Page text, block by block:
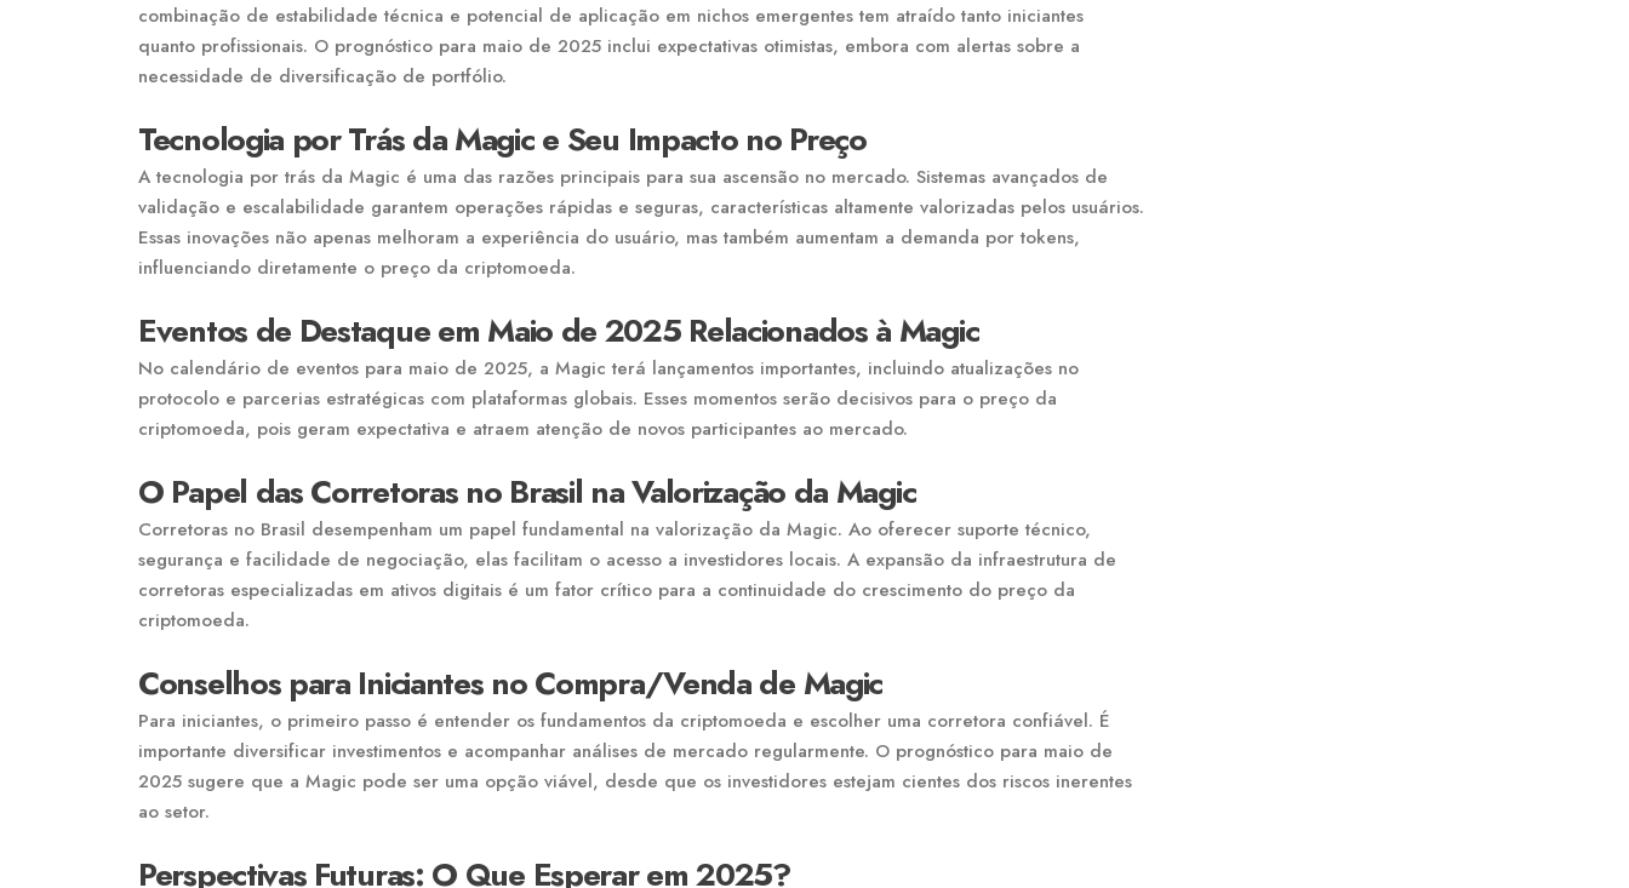
combinação de estabilidade técnica e potencial de aplicação em nichos emergentes tem atraído tanto iniciantes
quanto profissionais. O prognóstico para maio de 2025 inclui expectativas otimistas, embora com alertas sobre a
necessidade de diversificação de portfólio.
Tecnologia por Trás da Magic e Seu Impacto no Preço
A tecnologia por trás da Magic é uma das razões principais para sua ascensão no mercado. Sistemas avançados de
validação e escalabilidade garantem operações rápidas e seguras, características altamente valorizadas pelos usuários.
Essas inovações não apenas melhoram a experiência do usuário, mas também aumentam a demanda por tokens,
influenciando diretamente o preço da criptomoeda.
Eventos de Destaque em Maio de 2025 Relacionados à Magic
No calendário de eventos para maio de 2025, a Magic terá lançamentos importantes, incluindo atualizações no
protocolo e parcerias estratégicas com plataformas globais. Esses momentos serão decisivos para o preço da
criptomoeda, pois geram expectativa e atraem atenção de novos participantes ao mercado.
O Papel das Corretoras no Brasil na Valorização da Magic
Corretoras no Brasil desempenham um papel fundamental na valorização da Magic. Ao oferecer suporte técnico,
segurança e facilidade de negociação, elas facilitam o acesso a investidores locais. A expansão da infraestrutura de
corretoras especializadas em ativos digitais é um fator crítico para a continuidade do crescimento do preço da
criptomoeda.
Conselhos para Iniciantes no Compra/Venda de Magic
Para iniciantes, o primeiro passo é entender os fundamentos da criptomoeda e escolher uma corretora confiável. É
importante diversificar investimentos e acompanhar análises de mercado regularmente. O prognóstico para maio de
2025 sugere que a Magic pode ser uma opção viável, desde que os investidores estejam cientes dos riscos inerentes
ao setor.
Perspectivas Futuras: O Que Esperar em 2025?